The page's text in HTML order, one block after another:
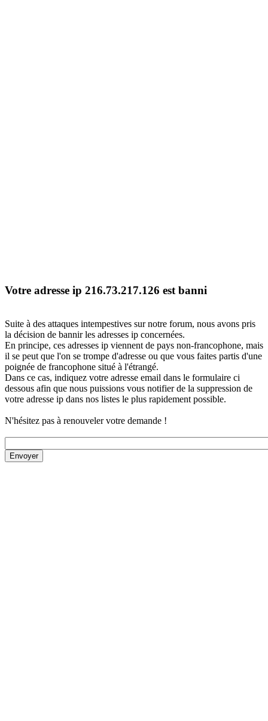
Votre adresse ip 216.73.217.126 est banni
Suite à des attaques intempestives sur notre forum, nous avons pris
la décision de bannir les adresses ip concernées.
En principe, ces adresses ip viennent de pays non-francophone, mais
il se peut que l'on se trompe d'adresse ou que vous faites partis d'une
poignée de francophone situé à l'étrangé.
Dans ce cas, indiquez votre adresse email dans le formulaire ci
dessous afin que nous puissions vous notifier de la suppression de
votre adresse ip dans nos listes le plus rapidement possible.
N'hésitez pas à renouveler votre demande !